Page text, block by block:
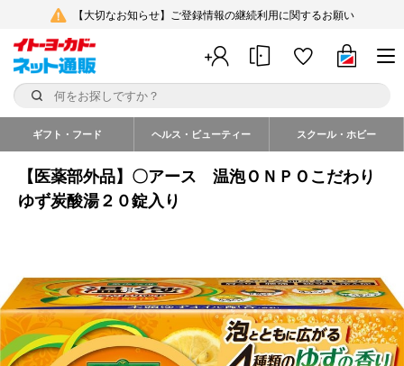
【大切なお知らせ】ご登録情報の継続利用に関するお願い
ギフト・フード ヘルス・ビューティー スクール・ホビー
【医薬部外品】〇アース 温泡ＯＮＰＯこだわり
ゆず炭酸湯２０錠入り